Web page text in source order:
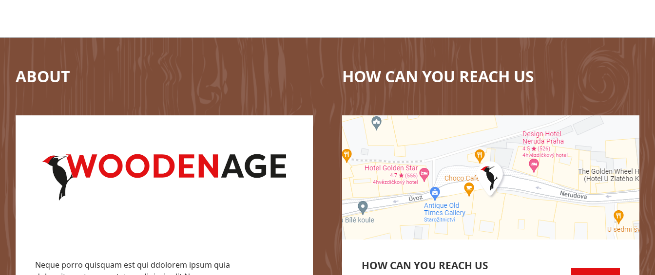
ABOUT
Neque porro quisquam est qui ddolorem ipsum quia
HOW CAN YOU REACH US
HOW CAN YOU REACH US